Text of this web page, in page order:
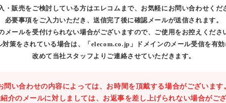
・販売をご検討している方はエレコムまで、お気軽にお問い合わせくだ
必要事項をご入力いただき、送信完了後に確認メールが送信されます。
メールを受付けられない場合がございますので、ご使用をお控えくださ
対策をされている場合は、「elecom.co.jp」ドメインのメール受信を有効
改めて当社スタッフよりご連絡させていただきます。
問い合わせの内容によっては、お時間を頂戴する場合がございます
介のメールに対しましては、お返事を差し上げられない場合がござ